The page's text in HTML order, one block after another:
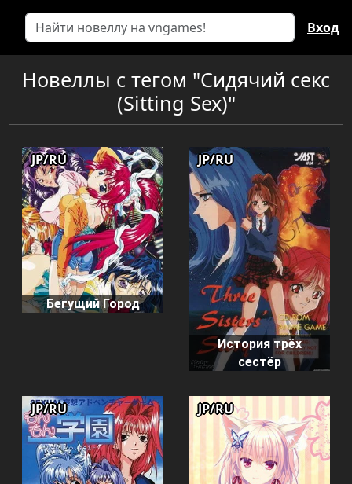
Вход
Новеллы с тегом "Сидячий секс
(Sitting Sex)"
Бегущий Город
JP/RU
История трёх
сестёр
JP/RU
JP/RU JP/RU